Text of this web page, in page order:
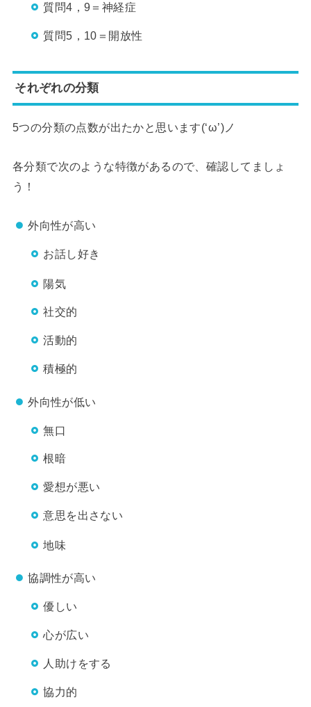
質問4，9＝神経症
質問5，10＝開放性
それぞれの分類
5つの分類の点数が出たかと思います(‘ω’)ノ
各分類で次のような特徴があるので、確認してましょ
う！
外向性が高い
お話し好き
陽気
社交的
活動的
積極的
外向性が低い
無口
根暗
愛想が悪い
意思を出さない
地味
協調性が高い
優しい
心が広い
人助けをする
協力的